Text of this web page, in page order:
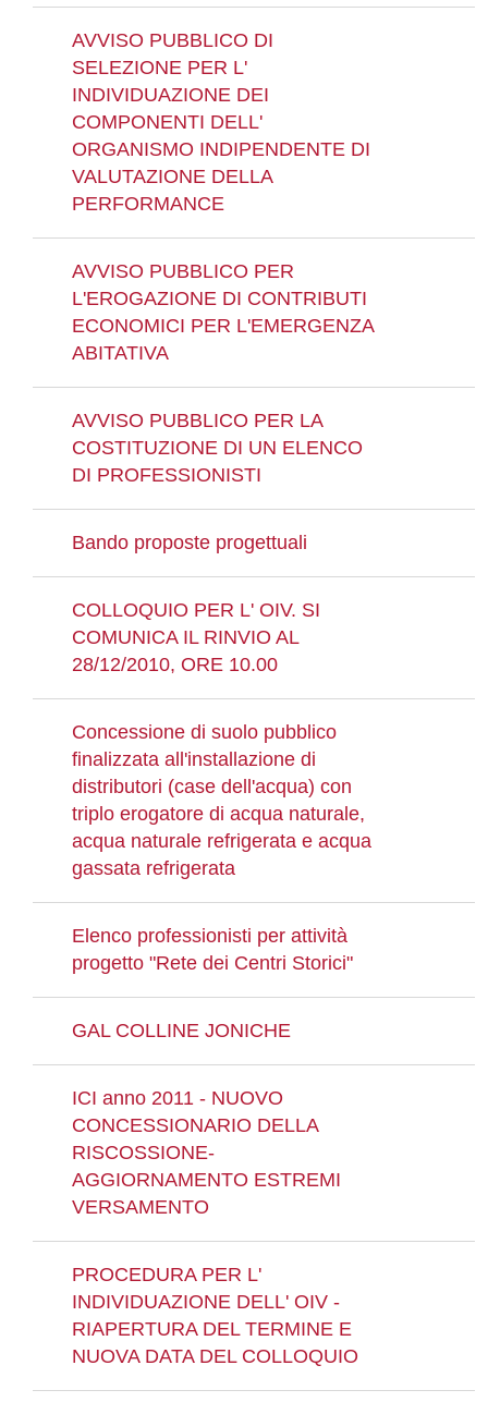
AVVISO PUBBLICO DI
SELEZIONE PER L'
INDIVIDUAZIONE DEI
COMPONENTI DELL'
ORGANISMO INDIPENDENTE DI
VALUTAZIONE DELLA
PERFORMANCE
AVVISO PUBBLICO PER
L'EROGAZIONE DI CONTRIBUTI
ECONOMICI PER L'EMERGENZA
ABITATIVA
AVVISO PUBBLICO PER LA
COSTITUZIONE DI UN ELENCO
DI PROFESSIONISTI
Bando proposte progettuali
COLLOQUIO PER L' OIV. SI
COMUNICA IL RINVIO AL
28/12/2010, ORE 10.00
Concessione di suolo pubblico
finalizzata all'installazione di
distributori (case dell'acqua) con
triplo erogatore di acqua naturale,
acqua naturale refrigerata e acqua
gassata refrigerata
Elenco professionisti per attività
progetto "Rete dei Centri Storici"
GAL COLLINE JONICHE
ICI anno 2011 - NUOVO
CONCESSIONARIO DELLA
RISCOSSIONE-
AGGIORNAMENTO ESTREMI
VERSAMENTO
PROCEDURA PER L'
INDIVIDUAZIONE DELL' OIV -
RIAPERTURA DEL TERMINE E
NUOVA DATA DEL COLLOQUIO